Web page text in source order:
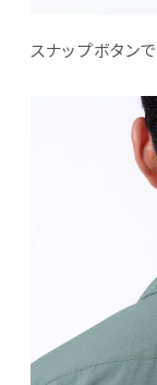
スナップボタン